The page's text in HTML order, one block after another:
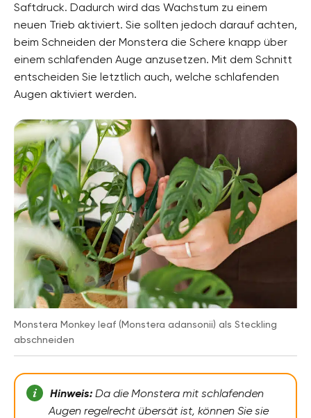
Saftdruck. Dadurch wird das Wachstum zu einem
neuen Trieb aktiviert. Sie sollten jedoch darauf achten,
beim Schneiden der Monstera die Schere knapp über
einem schlafenden Auge anzusetzen. Mit dem Schnitt
entscheiden Sie letztlich auch, welche schlafenden
Augen aktiviert werden.
Monstera Monkey leaf (Monstera adansonii) als Steckling
abschneiden
Hinweis:Da die Monstera mit schlafenden
Augen regelrecht übersät ist, können Sie sie